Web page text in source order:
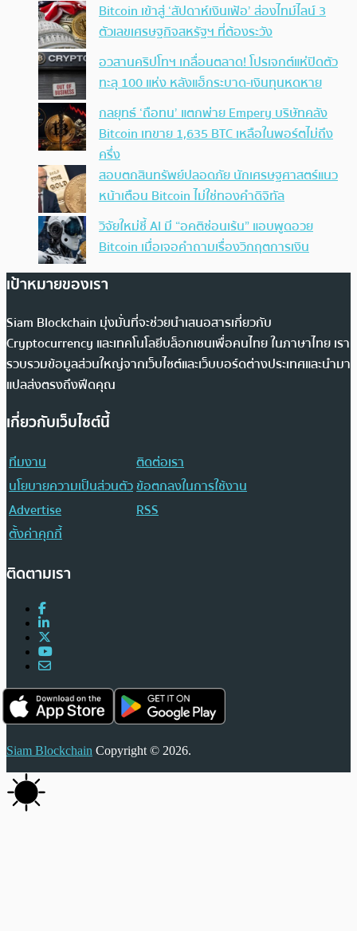
Bitcoin เข้าสู่ ‘สัปดาห์เงินเฟ้อ’ ส่องไทม์ไลน์ 3
ตัวเลขเศรษฐกิจสหรัฐฯ ที่ต้องระวัง
อวสานคริปโทฯ เกลื่อนตลาด! โปรเจกต์แห่ปิดตัว
ทะลุ 100 แห่ง หลังแฮ็กระบาด-เงินทุนหดหาย
กลยุทธ์ ‘ถือทน’ แตกพ่าย Empery บริษัทคลัง
Bitcoin เทขาย 1,635 BTC เหลือในพอร์ตไม่ถึง
ครึ่ง
สอบตกสินทรัพย์ปลอดภัย นักเศรษฐศาสตร์แนว
หน้าเตือน Bitcoin ไม่ใช่ทองคำดิจิทัล
วิจัยใหม่ชี้ AI มี “อคติซ่อนเร้น” แอบพูดอวย
Bitcoin เมื่อเจอคำถามเรื่องวิกฤตการเงิน
เป้าหมายของเรา
Siam Blockchain มุ่งมั่นที่จะช่วยนำเสนอสารเกี่ยวกับ
Cryptocurrency และเทคโนโลยีบล็อกเชนเพื่อคนไทย ในภาษาไทย เรา
รวบรวมข้อมูลส่วนใหญ่จากเว็บไซต์และเว็บบอร์ดต่างประเทศและนำมา
แปลส่งตรงถึงฟีดคุณ
เกี่ยวกับเว็บไซต์นี้
ทีมงาน
ติดต่อเรา
นโยบายความเป็นส่วนตัวข้อตกลงในการใช้งาน
Advertise
RSS
ตั้งค่าคุกกี้
ติดตามเรา
Siam Blockchain Copyright © 2026.